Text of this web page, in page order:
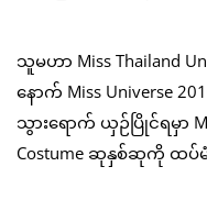
သူမဟာ Miss Thailand
နောက် Miss Universe
သွားရောက် ယှဉ်ပြိုင်ရမှာ
Costume ဆုနှစ်ဆုကို ထပ်